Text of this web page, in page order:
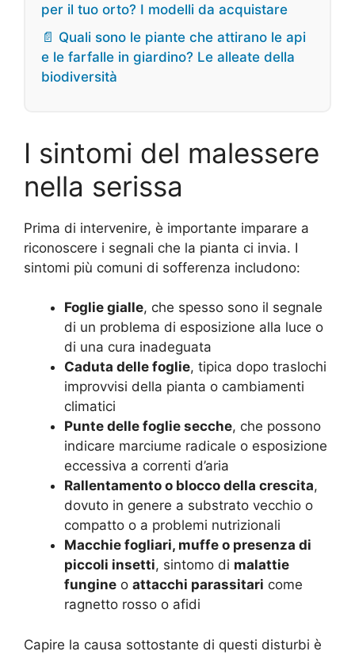
per il tuo orto? I modelli da acquistare
📄 Quali sono le piante che attirano le api
e le farfalle in giardino? Le alleate della
biodiversità
I sintomi del malessere
nella serissa
Prima di intervenire, è importante imparare a
riconoscere i segnali che la pianta ci invia. I
sintomi più comuni di sofferenza includono:
Foglie gialle, che spesso sono il segnale
di un problema di esposizione alla luce o
di una cura inadeguata
Caduta delle foglie, tipica dopo traslochi
improvvisi della pianta o cambiamenti
climatici
Punte delle foglie secche, che possono
indicare marciume radicale o esposizione
eccessiva a correnti d’aria
Rallentamento o blocco della crescita,
dovuto in genere a substrato vecchio o
compatto o a problemi nutrizionali
Macchie fogliari, muffe o presenza di
piccoli insetti, sintomo di malattie
fungine o attacchi parassitari come
ragnetto rosso o afidi
Capire la causa sottostante di questi disturbi è